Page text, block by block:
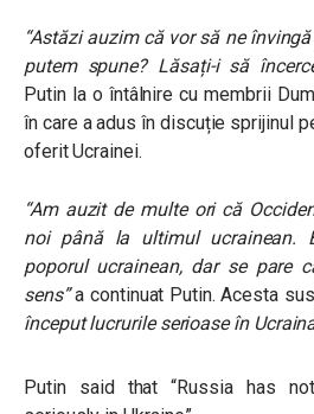
“Astăzi auzim că vor să ne
putem spune? Lăsați-i să
Putin la o întâlnire cu membrii
în care a adus în discuție sprijinul
oferit Ucrainei.
“Am auzit de multe ori că
noi până la ultimul ucrainean.
poporul ucrainean, dar se pare
sens”a continuat Putin. Acesta
început lucrurile serioase în
Putin said that “Russia has